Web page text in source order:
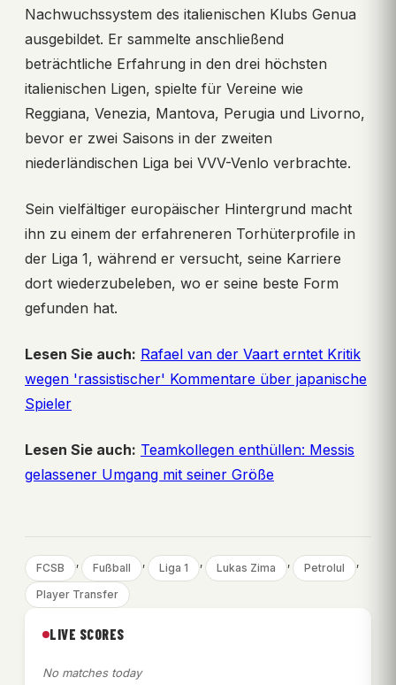
Nachwuchssystem des italienischen Klubs Genua
ausgebildet. Er sammelte anschließend
beträchtliche Erfahrung in den drei höchsten
italienischen Ligen, spielte für Vereine wie
Reggiana, Venezia, Mantova, Perugia und Livorno,
bevor er zwei Saisons in der zweiten
niederländischen Liga bei VVV-Venlo verbrachte.
Sein vielfältiger europäischer Hintergrund macht
ihn zu einem der erfahreneren Torhüterprofile in
der Liga 1, während er versucht, seine Karriere
dort wiederzubeleben, wo er seine beste Form
gefunden hat.
Lesen Sie auch: Rafael van der Vaart erntet Kritik
wegen 'rassistischer' Kommentare über japanische
Spieler
Lesen Sie auch: Teamkollegen enthüllen: Messis
gelassener Umgang mit seiner Größe
FCSB , Fußball , Liga 1 , Lukas Zima , Petrolul ,
Player Transfer
LIVE SCORES
No matches today